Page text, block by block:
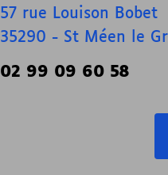
57 rue Louison Bobet
35290 - St Méen le
02 99 09 60 58